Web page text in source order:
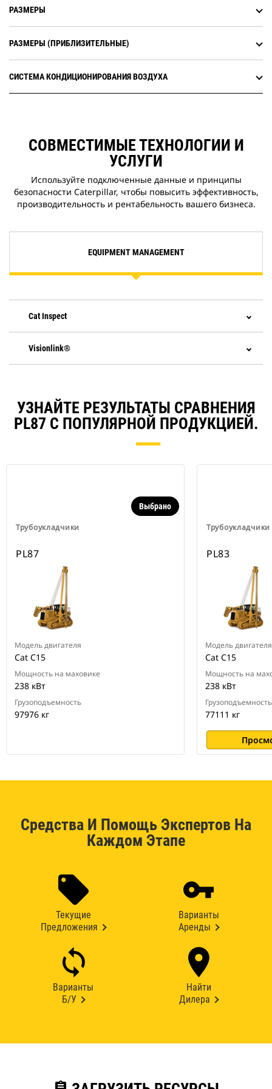
РАЗМЕРЫ
РАЗМЕРЫ (ПРИБЛИЗИТЕЛЬНЫЕ)
СИСТЕМА КОНДИЦИОНИРОВАНИЯ ВОЗДУХА
СОВМЕСТИМЫЕ ТЕХНОЛОГИИ И
УСЛУГИ
Используйте подключенные данные и принципы
безопасности Caterpillar, чтобы повысить эффективность,
производительность и рентабельность вашего бизнеса.
EQUIPMENT MANAGEMENT
Cat Inspect
Visionlink®
УЗНАЙТЕ РЕЗУЛЬТАТЫ СРАВНЕНИЯ
PL87 С ПОПУЛЯРНОЙ ПРОДУКЦИЕЙ.
Трубоукладчики
Выбрано
PL87
Модель двигателя
Cat C15
Мощность на маховике
238 кВт
Грузоподъемность
97976 кг
Трубоукладчики
PL83
Модель двигателя
Cat C15
Мощность на
238 кВт
Грузоподъемность
77111 кг
Средства И Помощь Экспертов На
Каждом Этапе
Текущие
Предложения
Варианты
Аренды
Варианты
Б/У
Найти
Дилера